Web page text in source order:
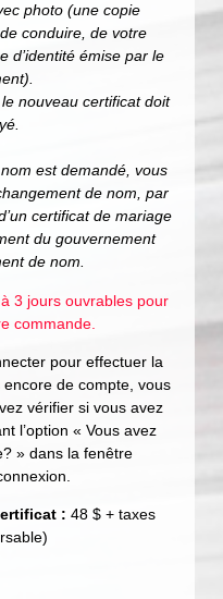
photo (une copie
conduire, de votre
d’identité émise par le
nouveau certificat doit
est demandé, vous
de nom, par
certificat de mariage
du gouvernement
de nom.
3 jours ouvrables pour
commande.
pour effectuer la
encore de compte, vous
vérifier si vous avez
l’option « Vous avez
» dans la fenêtre
: 48 $ + taxes